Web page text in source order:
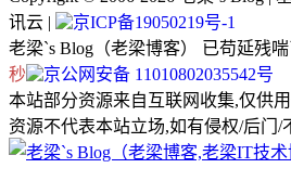
讯云 |
京ICP备19050219号-1
老梁`s Blog（老梁博客） 已苟延残喘
秒
京公网安备 11010802035542号
本站部分资源来自互联网收集,仅供
资源不代表本站立场,如有侵权/后门/